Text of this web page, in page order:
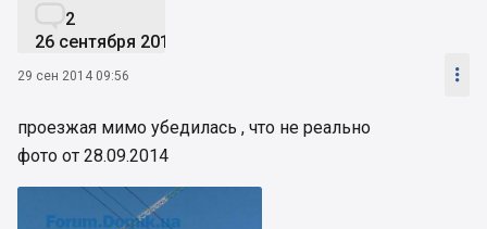
2
26 сентября 2014
29 сен 2014 09:56 
проезжая мимо убедилась , что не реально
фото от 28.09.2014